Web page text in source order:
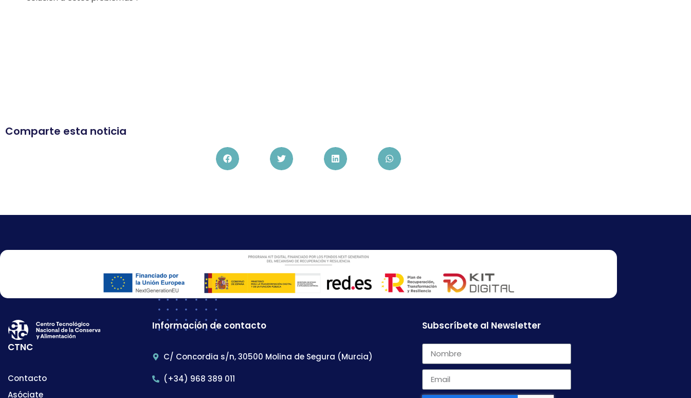
Comparte esta noticia
CTNC
Contacto
Asóciate
Información de contacto
C/ Concordia s/n, 30500 Molina de Segura (Murcia)
(+34) 968 389 011
Subscríbete al Newsletter